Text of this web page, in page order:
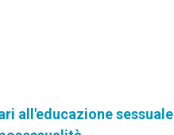
all'educazione sessuale